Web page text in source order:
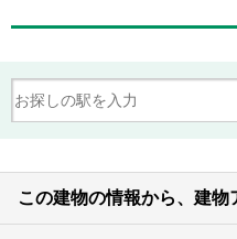
この建物の情報から、建